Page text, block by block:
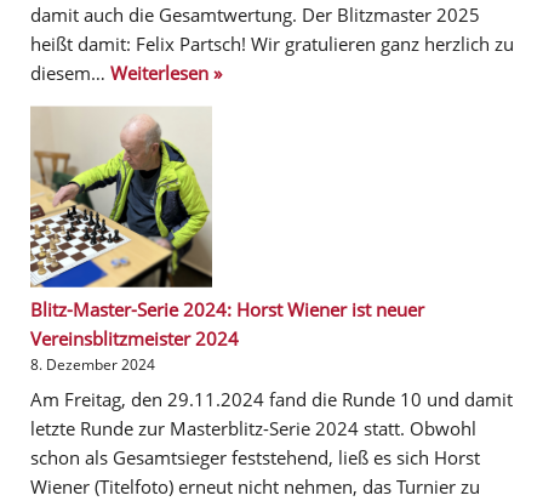
damit auch die Gesamtwertung. Der Blitzmaster 2025
heißt damit: Felix Partsch! Wir gratulieren ganz herzlich zu
diesem… Weiterlesen »
Blitz-Master-Serie 2024: Horst Wiener ist neuer
Vereinsblitzmeister 2024
8. Dezember 2024
Am Freitag, den 29.11.2024 fand die Runde 10 und damit
letzte Runde zur Masterblitz-Serie 2024 statt. Obwohl
schon als Gesamtsieger feststehend, ließ es sich Horst
Wiener (Titelfoto) erneut nicht nehmen, das Turnier zu